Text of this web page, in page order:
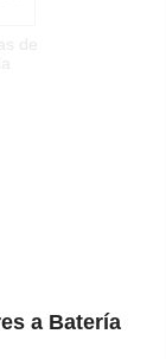
de
a Batería